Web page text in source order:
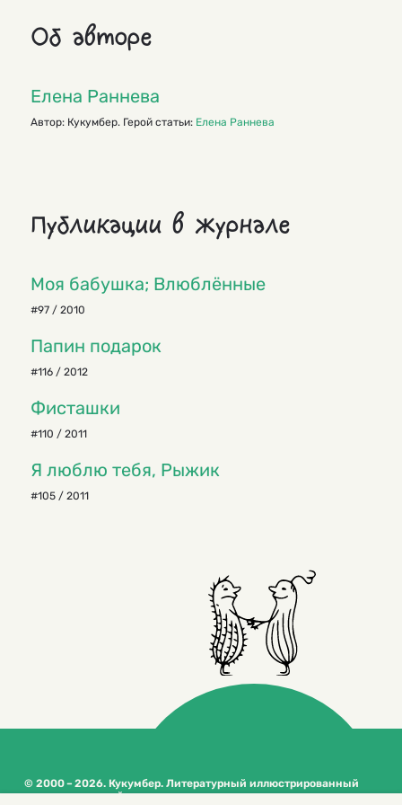
Об авторе
Елена Раннева
Автор: Кукумбер. Герой статьи: Елена Раннева
Публикации в журнале
Моя бабушка; Влюблённые
#97 / 2010
Папин подарок
#116 / 2012
Фисташки
#110 / 2011
Я люблю тебя, Рыжик
#105 / 2011
© 2000 – 2026. Кукумбер. Литературный иллюстрированный
журнал для детей